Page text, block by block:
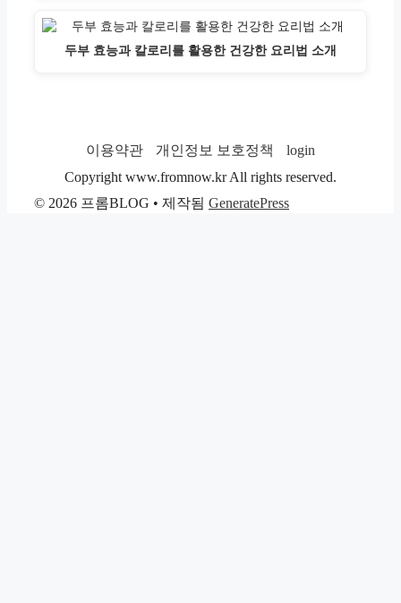
두부 효능과 칼로리를 활용한 건강한 요리법 소개
이용약관 개인정보 보호정책
login
Copyright www.fromnow.kr All rights reserved.
© 2026 프롬BLOG • 제작됨 GeneratePress